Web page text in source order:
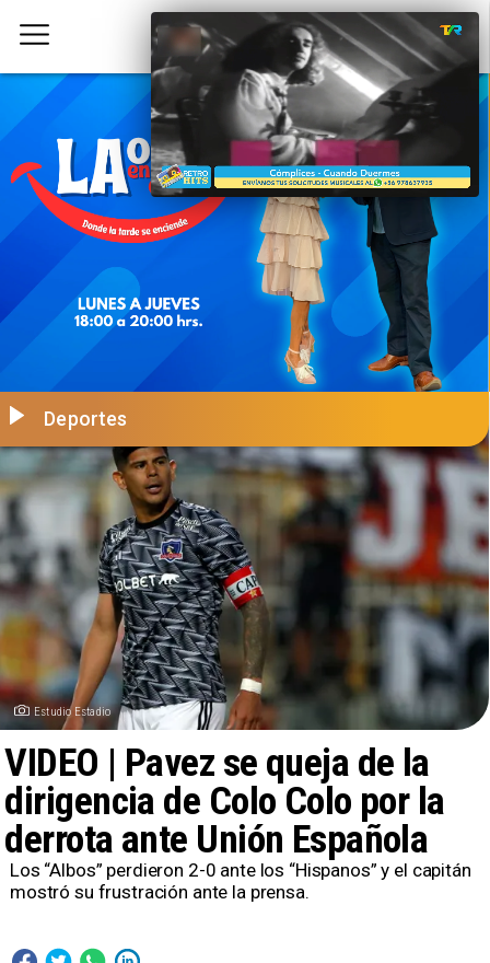
Estudio Estadio
VIDEO | Pavez se queja de la
dirigencia de Colo Colo por la
derrota ante Unión Española
Deportes
Los “Albos” perdieron 2-0 ante los “Hispanos” y el capitán
mostró su frustración ante la prensa.